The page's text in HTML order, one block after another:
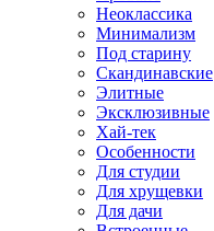
Неоклассика
Минимализм
Под старину
Скандинавские
Элитные
Эксклюзивные
Хай-тек
Особенности
Для студии
Для хрущевки
Для дачи